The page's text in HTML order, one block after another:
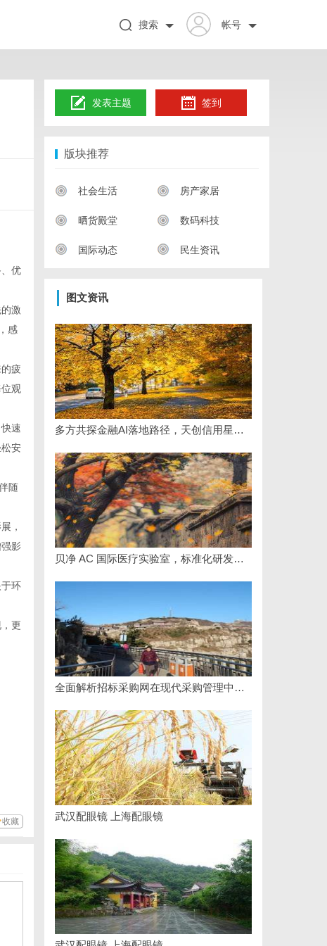
帐号
搜索
优
激
感
疲
观
速
安
随
，
影
环
更
收藏
发表主题 签到
版块推荐
社会生活 房产家居
晒货殿堂 数码科技
国际动态 民生资讯
图文资讯
多方共探金融AI落地路径，天创信用星图AI助力产业金融智能升级
贝净 AC 国际医疗实验室，标准化研发体系全解析
全面解析招标采购网在现代采购管理中的重要作用与应用
武汉配眼镜 上海配眼镜